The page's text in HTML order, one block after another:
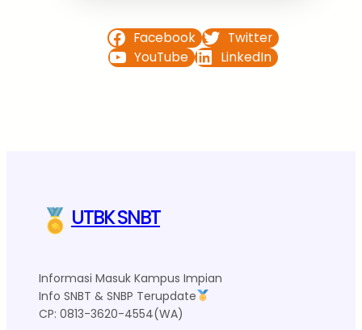
Facebook
Twitter
YouTube
LinkedIn
UTBK SNBT
Informasi Masuk Kampus Impian
Info SNBT & SNBP Terupdate
CP: 0813-3620-4554(WA)